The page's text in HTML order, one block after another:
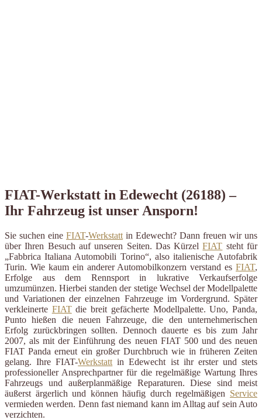
FIAT-Werkstatt in Edewecht (26188) –
Ihr Fahrzeug ist unser Ansporn!
Sie suchen eine FIAT-Werkstatt in Edewecht? Dann freuen wir uns
über Ihren Besuch auf unseren Seiten. Das KürzelFIAT steht für
„Fabbrica Italiana Automobili Torino“, also italienische Autofabrik
Turin. Wie kaum ein anderer Automobilkonzern verstand es FIAT,
Erfolge aus dem Rennsport in lukrative Verkaufserfolge
umzumünzen. Hierbei standen der stetige Wechsel der Modellpalette
und Variationen der einzelnen Fahrzeuge im Vordergrund. Später
verkleinerte FIATdie breit gefächerte Modellpalette. Uno, Panda,
Punto hießen die neuen Fahrzeuge, die den unternehmerischen
Erfolg zurückbringen sollten. Dennoch dauerte es bis zum Jahr
2007, als mit der Einführung des neuen FIAT 500 und des neuen
FIAT Panda erneut ein großer Durchbruch wie in früheren Zeiten
gelang. Ihre FIAT-Werkstatt in Edewecht ist ihr erster und stets
professioneller Ansprechpartner für die regelmäßige Wartung Ihres
Fahrzeugs und außerplanmäßige Reparaturen. Diese sind meist
äußerst ärgerlich und können häufig durch regelmäßigen Service
vermieden werden. Denn fast niemand kann im Alltag auf sein Auto
verzichten.